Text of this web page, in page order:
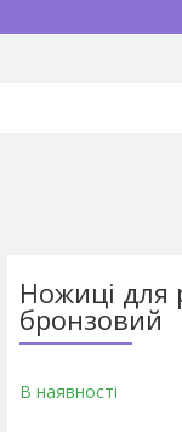
Ножиці для
бронзовий
В наявності